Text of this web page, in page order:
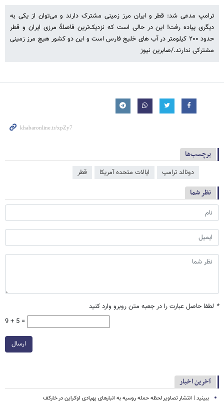
ترامپ مدعی شد: قطر و ایران مرز زمینی مشترک دارند و می‌توان از یکی به
دیگری پیاده رفت! این در حالی است که نزدیک‌ترین فاصلهٔ مرزی ایران و قطر
حدود ۲۰۰ کیلومتر در آب‌ های خلیج فارس است و این دو کشور هیچ مرز زمینی
مشترکی ندارند./صابرین نیوز
برچسب‌ها
دونالد ترامپ ایالات متحده آمریکا قطر
نظر شما
* لطفا حاصل عبارت را در جعبه متن روبرو وارد کنید
9 + 5 =
ارسال
آخرین اخبار
ببینید | انتشار تصاویر لحظه حمله روسیه به انبارهای پهپادی اوکراین در خارکف